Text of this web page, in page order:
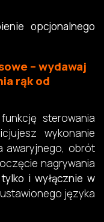
opcjonalnego
– wydawaj
rąk od
sterowania
wykonanie
awaryjnego, obrót
nagrywania
i wyłącznie w
języka